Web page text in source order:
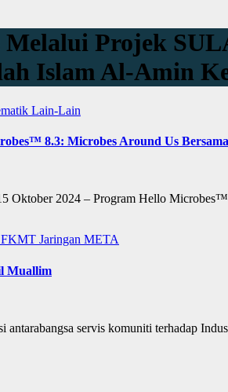
Melalui Projek
Islam Al-Amin
Lain-Lain
8.3: Microbes Around Us
2024 – Program Hello
FKMT Jaringan META
Muallim
servis komuniti terhadap